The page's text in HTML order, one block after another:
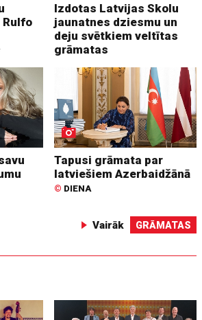
Rulfo
Izdotas Latvijas Skolu
jaunatnes dziesmu un
deju svētkiem veltītas
grāmatas
Tapusi grāmata par
latviešiem Azerbaidžānā
© DIENA
Vairāk GRĀMATAS